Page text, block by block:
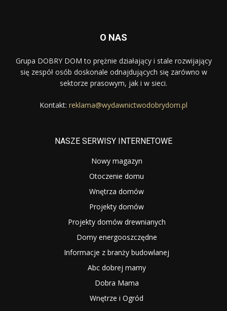
O NAS
Grupa DOBRY DOM to prężnie działający i stale rozwijający
się zespół osób doskonale odnajdujących się zarówno w
sektorze prasowym, jak i w sieci.
Kontakt: reklama@wydawnictwodobrydom.pl
NASZE SERWISY INTERNETOWE
Nowy magazyn
Otoczenie domu
Wnętrza domów
Projekty domów
Projekty domów drewnianych
Domy energooszczędne
Informacje z branży budowlanej
Abc dobrej mamy
Dobra Mama
Wnętrze i Ogród